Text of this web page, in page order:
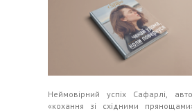
Неймовірний успіх Сафарлі,
«кохання зі східними